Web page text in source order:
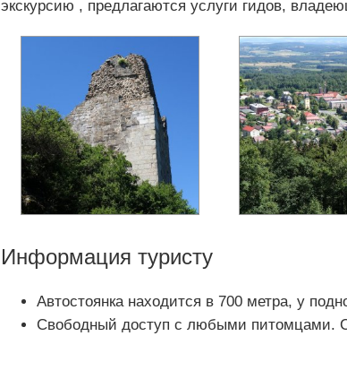
экскурсию , предлагаются услуги гидов,
Информация туристу
Автостоянка находится в 700 метра, у
Свободный доступ с любыми питомцами.